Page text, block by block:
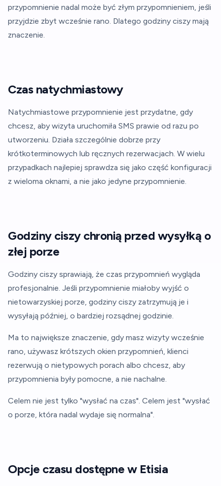
przypomnienie nadal może być złym przypomnieniem, jeśli
przyjdzie zbyt wcześnie rano. Dlatego godziny ciszy mają
znaczenie.
Czas natychmiastowy
Natychmiastowe przypomnienie jest przydatne, gdy
chcesz, aby wizyta uruchomiła SMS prawie od razu po
utworzeniu. Działa szczególnie dobrze przy
krótkoterminowych lub ręcznych rezerwacjach. W wielu
przypadkach najlepiej sprawdza się jako część konfiguracji
z wieloma oknami, a nie jako jedyne przypomnienie.
Godziny ciszy chronią przed wysyłką o
złej porze
Godziny ciszy sprawiają, że czas przypomnień wygląda
profesjonalnie. Jeśli przypomnienie miałoby wyjść o
nietowarzyskiej porze, godziny ciszy zatrzymują je i
wysyłają później, o bardziej rozsądnej godzinie.
Ma to największe znaczenie, gdy masz wizyty wcześnie
rano, używasz krótszych okien przypomnień, klienci
rezerwują o nietypowych porach albo chcesz, aby
przypomnienia były pomocne, a nie nachalne.
Celem nie jest tylko "wysłać na czas". Celem jest "wysłać
o porze, która nadal wydaje się normalna".
Opcje czasu dostępne w Etisia